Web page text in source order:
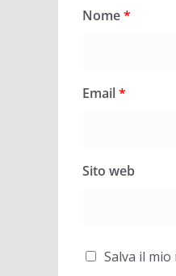
Nome*
Email*
Sito web
Salva il